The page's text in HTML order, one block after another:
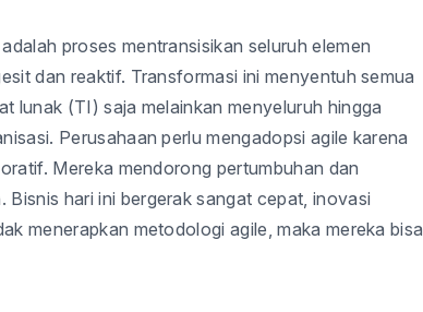
proses mentransisikan seluruh elemen
dan reaktif. Transformasi ini menyentuh semua
lunak (TI) saja melainkan menyeluruh hingga
Perusahaan perlu mengadopsi agile karena
Mereka mendorong pertumbuhan dan
hari ini bergerak sangat cepat, inovasi
menerapkan metodologi agile, maka mereka bisa